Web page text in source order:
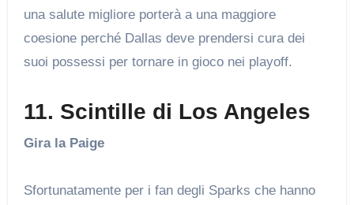
una salute migliore porterà a una maggiore
coesione perché Dallas deve prendersi cura dei
suoi possessi per tornare in gioco nei playoff.
11. Scintille di Los Angeles
Gira la Paige
Sfortunatamente per i fan degli Sparks che hanno